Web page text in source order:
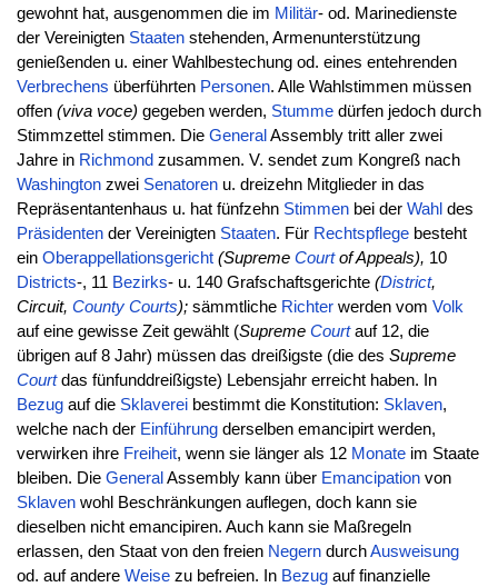
gewohnt hat, ausgenommen die im Militär- od. Marinedienste
der Vereinigten Staatenstehenden, Armenunterstützung
genießenden u. einer Wahlbestechung od. eines entehrenden
Verbrechens überführten Personen. Alle Wahlstimmen müssen
offen (viva voce) gegeben werden, Stummedürfen jedoch durch
Stimmzettel stimmen. Die General Assembly tritt aller zwei
Jahre in Richmond zusammen. V. sendet zum Kongreß nach
Washingtonzwei Senatorenu. dreizehn Mitglieder in das
Repräsentantenhaus u. hat fünfzehn Stimmenbei der Wahl des
Präsidentender Vereinigten Staaten. Für Rechtspflegebesteht
ein Oberappellationsgericht (Supreme Courtof Appeals), 10
Districts-, 11 Bezirks- u. 140 Grafschaftsgerichte (District,
Circuit, County Courts);sämmtliche Richterwerden vom Volk
auf eine gewisse Zeit gewählt (Supreme Courtauf 12, die
übrigen auf 8 Jahr) müssen das dreißigste (die des Supreme
Courtdas fünfunddreißigste) Lebensjahr erreicht haben. In
Bezugauf die Sklavereibestimmt die Konstitution: Sklaven,
welche nach der Einführungderselben emancipirt werden,
verwirken ihre Freiheit, wenn sie länger als 12 Monateim Staate
bleiben. Die General Assembly kann über Emancipationvon
Sklavenwohl Beschränkungen auflegen, doch kann sie
dieselben nicht emancipiren. Auch kann sie Maßregeln
erlassen, den Staat von den freien NegerndurchAusweisung
od. auf andere Weisezu befreien. In Bezugauf finanzielle